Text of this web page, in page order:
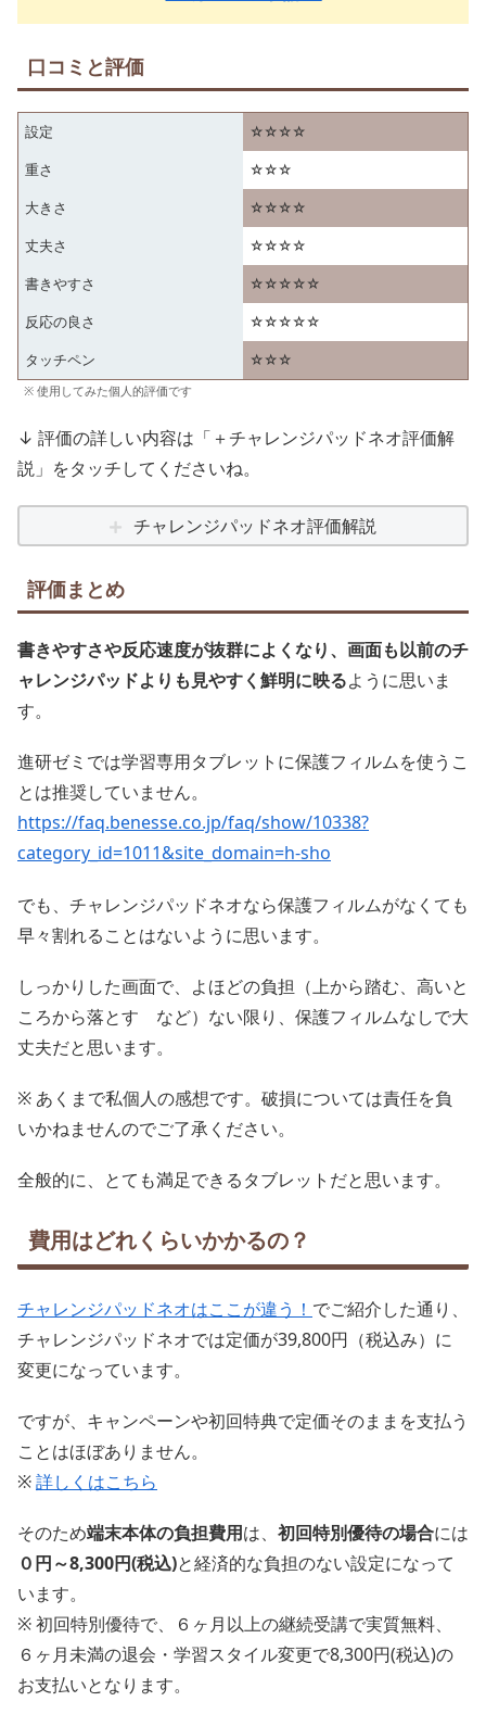
口コミと評価
設定
☆☆☆☆
重さ
☆☆☆
大きさ
☆☆☆☆
丈夫さ
☆☆☆☆
書きやすさ
☆☆☆☆☆
反応の良さ
☆☆☆☆☆
タッチペン
☆☆☆
※ 使用してみた個人的評価です
↓ 評価の詳しい内容は「＋チャレンジパッドネオ評価解
説」をタッチしてくださいね。
チャレンジパッドネオ評価解説
評価まとめ
書きやすさや反応速度が抜群によくなり、画面も以前のチ
ャレンジパッドよりも見やすく鮮明に映るように思いま
す。
進研ゼミでは学習専用タブレットに保護フィルムを使うこ
とは推奨していません。
https://faq.benesse.co.jp/faq/show/10338?
category_id=1011&site_domain=h-sho
でも、チャレンジパッドネオなら保護フィルムがなくても
早々割れることはないように思います。
しっかりした画面で、よほどの負担（上から踏む、高いと
ころから落とす など）ない限り、保護フィルムなしで大
丈夫だと思います。
※ あくまで私個人の感想です。破損については責任を負
いかねませんのでご了承ください。
全般的に、とても満足できるタブレットだと思います。
費用はどれくらいかかるの？
チャレンジパッドネオはここが違う！ でご紹介した通り、
チャレンジパッドネオでは定価が39,800円（税込み）に
変更になっています。
ですが、キャンペーンや初回特典で定価そのままを支払う
ことはほぼありません。
※詳しくはこちら
そのため端末本体の負担費用は、 初回特別優待の場合には
０円～8,300円(税込)と経済的な負担のない設定になって
います。
※ 初回特別優待で、６ヶ月以上の継続受講で実質無料、
６ヶ月未満の退会・学習スタイル変更で8,300円(税込)の
お支払いとなります。